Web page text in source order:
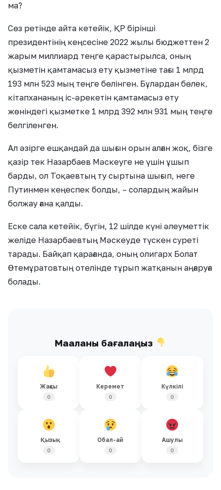
ма?
Сөз ретінде айта кетейік, ҚР бірінші
президентінің кеңсесіне 2022 жылы бюджеттен 2
жарым миллиард теңге қарастырылса, оның
қызметін қамтамасыз ету қызметіне тағы 1 млрд
193 млн 523 мың теңге бөлінген. Бұлардан бөлек,
кітапхананың іс-әрекетін қамтамасыз ету
жөніндегі қызметке 1 млрд 392 млн 931 мың теңге
белгіленген.
Ал әзірге ешқандай да шығын орын алған жоқ, бізге
қазір тек Назарбаев Мәскеуге не үшін ұшып
барды, ол Тоқаевтың ту сыртына шығып, неге
Путинмен кеңеспек болды, – солардың жайын
болжау ғана қалды.
Еске сала кетейік, бүгін, 12 шілде күні әлеуметтік
желіде Назарбаевтың Мәскеуде түскен суреті
тарады. Байқап қарағанда, оның олигарх Болат
Өтемұратовтың отелінде тұрып жатқанын аңғаруға
болады.
Мақаланы бағалаңыз
Жақсы
0
Керемет
0
Күлкілі
0
Қызық
0
Обал-ай
0
Ашулы
0